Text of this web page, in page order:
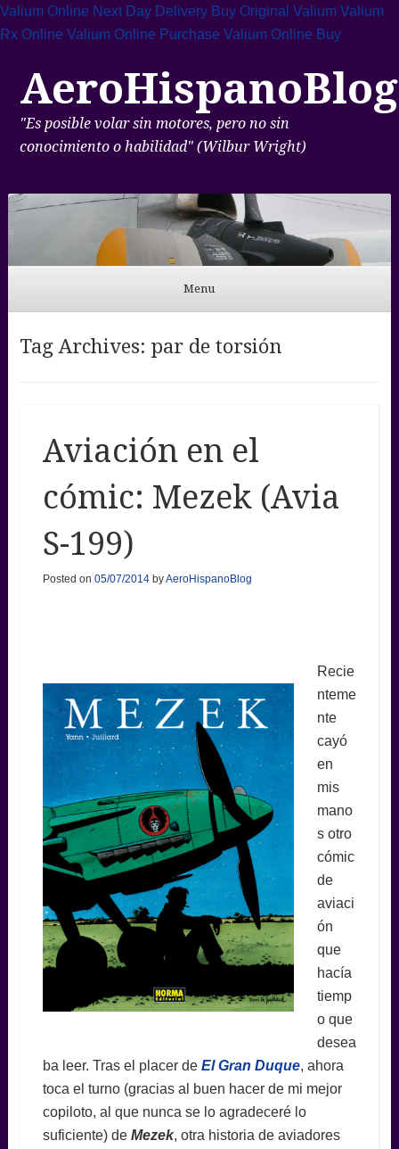
Valium Online Next Day Delivery Buy Original Valium Valium
Rx Online Valium Online Purchase Valium Online Buy
AeroHispanoBlog
"Es posible volar sin motores, pero no sin
conocimiento o habilidad" (Wilbur Wright)
Menu
Tag Archives: par de torsión
Aviación en el
cómic: Mezek (Avia
S-199)
Posted on 05/07/2014byAeroHispanoBlog
Recie
nteme
nte
cayó
en
mis
mano
s otro
cómic
de
aviaci
ón
que
hacía
tiemp
o que
desea
ba leer. Tras el placer de El Gran Duque, ahora
toca el turno (gracias al buen hacer de mi mejor
copiloto, al que nunca se lo agradeceré lo
suficiente) de Mezek, otra historia de aviadores